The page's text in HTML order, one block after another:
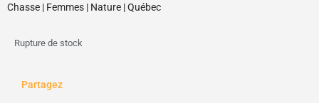
Chasse | Femmes | Nature |Québec
Rupture de stock
Partagez